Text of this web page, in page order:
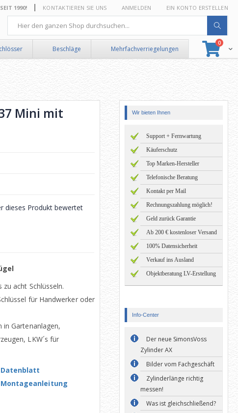
1990! KONTAKTIEREN SIE UNS ANMELDEN EIN KONTO ERSTELLEN
0Artikel
Suche
Suche
Beschläge Mehrfachverriegelungen
Mini mit
dieses Produkt bewertet
acht Schlüsseln.
für Handwerker oder
Gartenanlagen,
LKW´s für
Datenblatt
Montageanleitung
Wir bieten Ihnen
Support + Fernwartung
Käuferschutz
Top Marken-Hersteller
Telefonische Beratung
Kontakt per Mail
Rechnungszahlung möglich!
Geld zurück Garantie
Ab 200 € kostenloser Versand
100% Datensicherheit
Verkauf ins Ausland
Objektberatung LV-Erstellung
Info-Center
Der neue SimonsVoss
Zylinder AX
Bilder vom Fachgeschäft
Zylinderlänge richtig
messen!
Was ist gleichschließend?